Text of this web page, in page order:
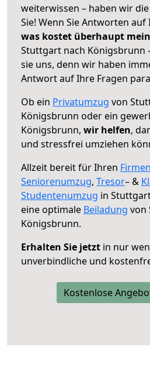
weiterwissen – haben wir
Sie! Wenn Sie Antworten
was kostet überhaupt
Stuttgart nach Königsbrunn
sie uns, denn wir haben
Antwort auf Ihre Fragen
Ob ein Privatumzug von
Königsbrunn oder ein
Königsbrunn, wir helfen,
und stressfrei umziehen
Allzeit bereit für Ihren
Seniorenumzug, Tresor– &
Studentenumzug in
eine optimale Beiladung von
Königsbrunn.
Erhalten Sie jetzt in nur
unverbindliche und
Kostenlose